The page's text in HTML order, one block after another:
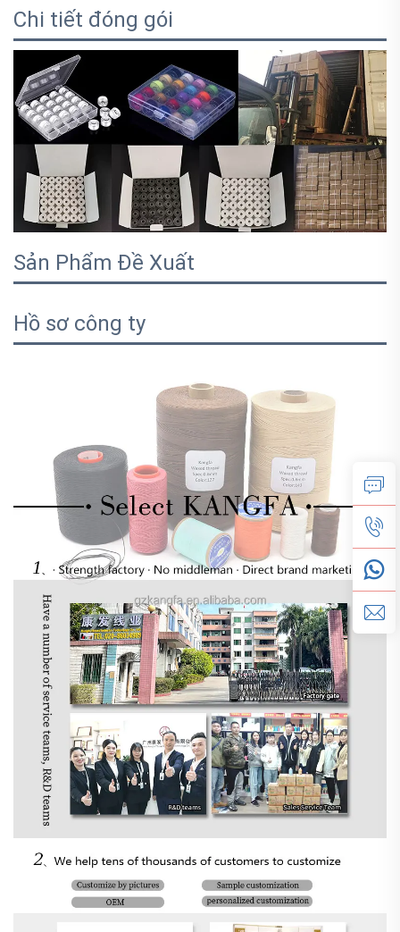
Chi tiết đóng gói
Sản Phẩm Đề Xuất
Hồ sơ công ty